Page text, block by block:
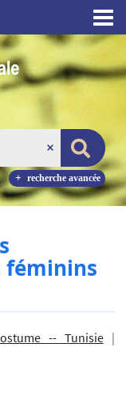
recherche avancée
-- Tunisie|